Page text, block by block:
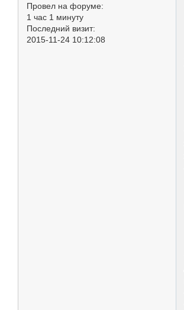
Провел на форуме:
1 час 1 минуту
Последний визит:
2015-11-24 10:12:08